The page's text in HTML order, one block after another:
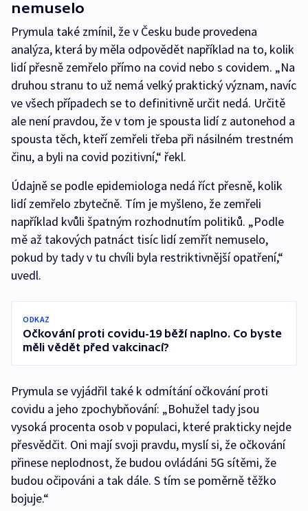
nemuselo
Prymula také zmínil, že v Česku bude provedena
analýza, která by měla odpovědět například na to, kolik
lidí přesně zemřelo přímo na covid nebo s covidem. „Na
druhou stranu to už nemá velký praktický význam, navíc
ve všech případech se to definitivně určit nedá. Určitě
ale není pravdou, že v tom je spousta lidí z autonehod a
spousta těch, kteří zemřeli třeba při násilném trestném
činu, a byli na covid pozitivní,“ řekl.
Údajně se podle epidemiologa nedá říct přesně, kolik
lidí zemřelo zbytečně. Tím je myšleno, že zemřeli
například kvůli špatným rozhodnutím politiků. „Podle
mě až takových patnáct tisíc lidí zemřít nemuselo,
pokud by tady v tu chvíli byla restriktivnější opatření,“
uvedl.
ODKAZ
Očkování proti covidu-19 běží naplno. Co byste
měli vědět před vakcinací?
Prymula se vyjádřil také k odmítání očkování proti
covidu a jeho zpochybňování: „Bohužel tady jsou
vysoká procenta osob v populaci, které prakticky nejde
přesvědčit. Oni mají svoji pravdu, myslí si, že očkování
přinese neplodnost, že budou ovládáni 5G sítěmi, že
budou očipováni a tak dále. S tím se poměrně těžko
bojuje.“